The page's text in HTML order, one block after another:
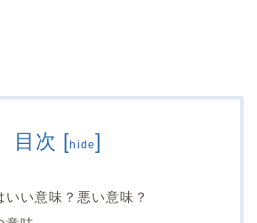
目次 [hide]
いい意味？悪い意味？